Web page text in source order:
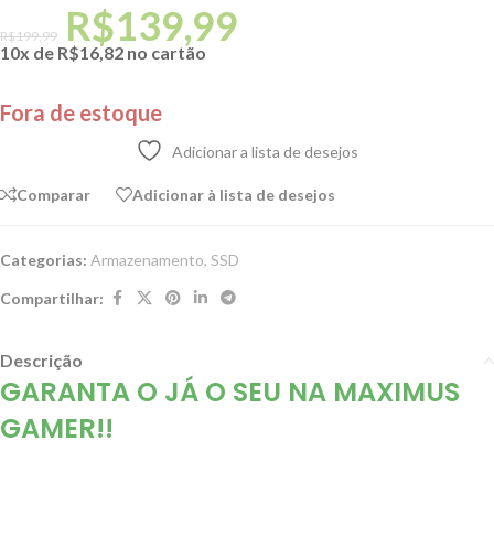
R$199,99 R$139,99
10x de R$16,82 no cartão
Fora de estoque
Adicionar a lista de desejos
Comparar Adicionar à lista de desejos
Categorias: Armazenamento, SSD
Compartilhar:
Descrição
GARANTA O JÁ O SEU NA MAXIMUS
GAMER!!